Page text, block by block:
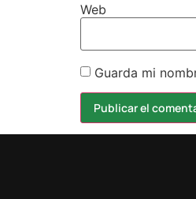
Web
Guarda mi